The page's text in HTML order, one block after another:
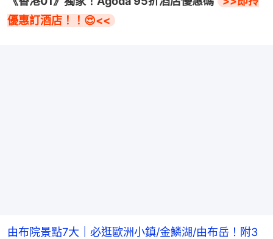
優惠訂酒店！！😍<<
由布院景點7大｜必逛歐洲小鎮/金鱗湖/由布岳！附3